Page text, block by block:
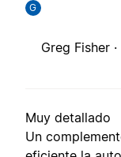
G
Greg Fisher ·
Muy detallado
Un